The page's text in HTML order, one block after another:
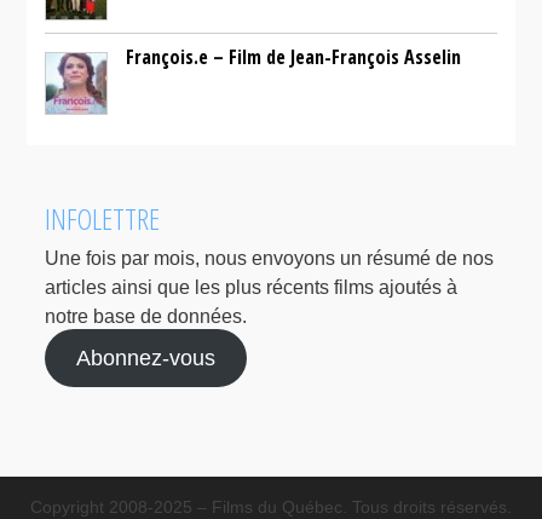
François.e – Film de Jean-François Asselin
INFOLETTRE
Une fois par mois, nous envoyons un résumé de nos
articles ainsi que les plus récents films ajoutés à
notre base de données.
Abonnez-vous
Copyright 2008-2025 – Films du Québec. Tous droits réservés.